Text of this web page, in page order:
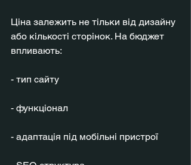
Ціна залежить не тільки від дизайну
або кількості сторінок. На бюджет
впливають:
- тип сайту
- функціонал
- адаптація під мобільні пристрої